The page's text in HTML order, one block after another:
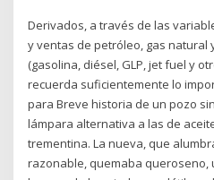
Derivados, a través de las
y ventas de petróleo, gas natural
(gasolina, diésel, GLP, jet fuel y
recuerda suficientemente lo
para Breve historia de un pozo
lámpara alternativa a las de
trementina. La nueva, que
razonable, quemaba queroseno,